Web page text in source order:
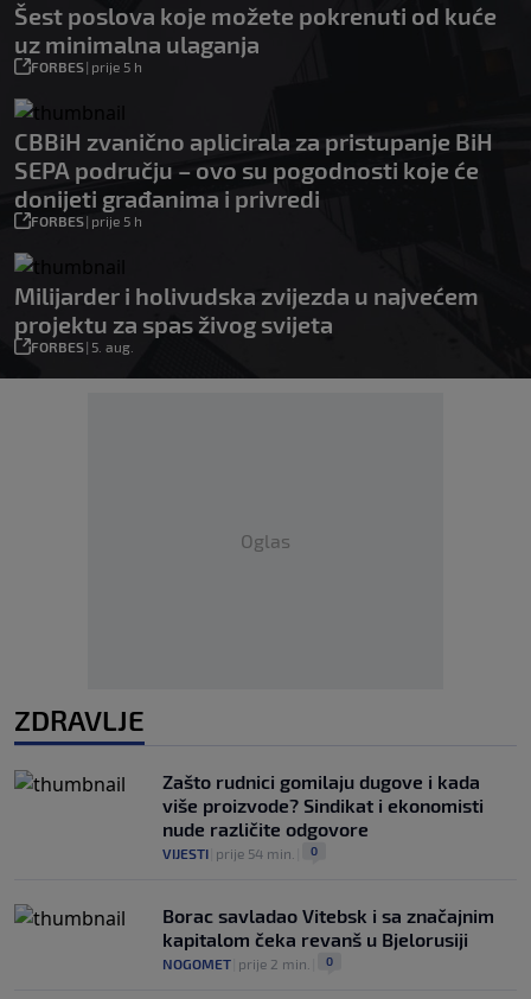
Šest poslova koje možete pokrenuti od kuće
uz minimalna ulaganja
FORBES| prije 5 h
CBBiH zvanično aplicirala za pristupanje BiH
SEPA području – ovo su pogodnosti koje će
donijeti građanima i privredi
FORBES| prije 5 h
Milijarder i holivudska zvijezda u najvećem
projektu za spas živog svijeta
FORBES| 5. aug.
Oglas
ZDRAVLJE
Zašto rudnici gomilaju dugove i kada
više proizvode? Sindikat i ekonomisti
nude različite odgovore
VIJESTI prije 54 min. 0
Borac savladao Vitebsk i sa značajnim
kapitalom čeka revanš u Bjelorusiji
NOGOMET prije 2 min. 0